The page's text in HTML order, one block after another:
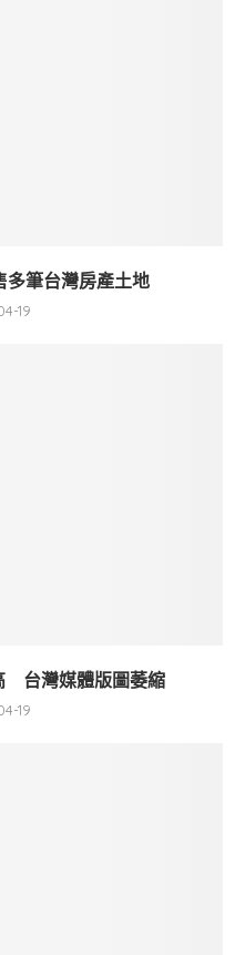
多筆台灣房產土地
19
台灣媒體版圖萎縮
19